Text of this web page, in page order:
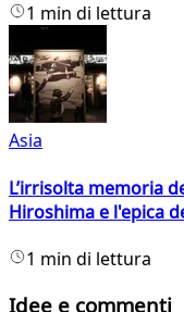
1 min di lettura
Asia
L’irrisolta memoria
Hiroshima e l'epica
1 min di lettura
Idee e commenti